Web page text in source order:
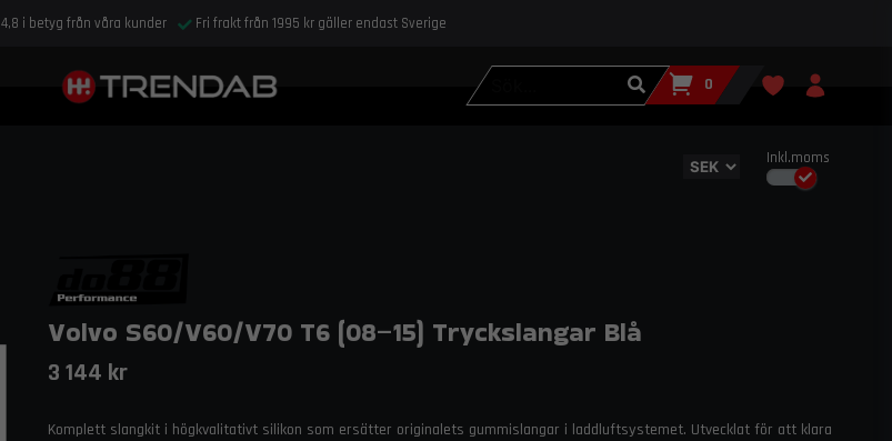
4,8 i betyg från våra kunder Fri frakt från 1995 kr gäller endast Sverige
Inkl.moms
0
Volvo S60/V60/V70 T6 (08–15) Tryckslangar Blå
3 144 kr
Komplett slangkit i högkvalitativt silikon som ersätter originalets gummislangar i laddluftsystemet. Utvecklat för att klara